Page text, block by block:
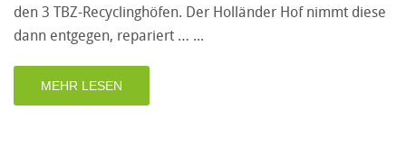
den 3 TBZ-Recyclinghöfen. Der Holländer Hof nimmt diese
dann entgegen, repariert …
MEHR LESEN